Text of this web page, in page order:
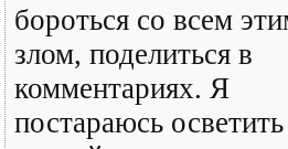
бороться со всем
злом, поделиться в
комментариях. Я
постараюсь